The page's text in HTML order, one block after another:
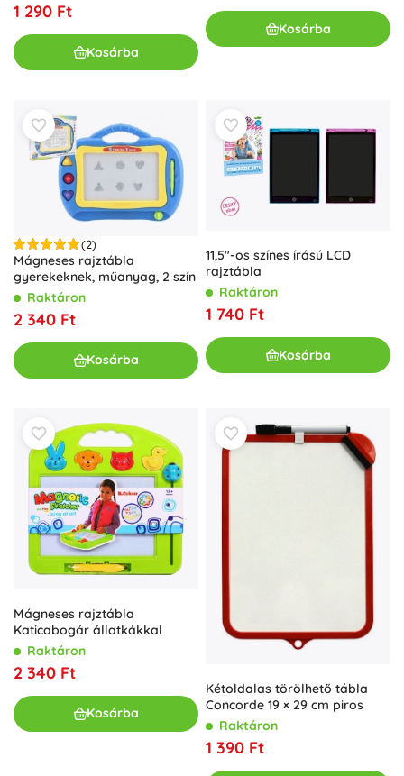
1 290 Ft
Kosárba
Kosárba
(2)
Mágneses rajztábla
gyerekeknek, műanyag, 2 szín
Raktáron
2 340 Ft
Kosárba
11,5"-os színes írású LCD
rajztábla
Raktáron
1 740 Ft
Kosárba
Mágneses rajztábla
Katicabogár állatkákkal
Raktáron
2 340 Ft
Kosárba
Kétoldalas törölhető tábla
Concorde 19 × 29 cm piros
Raktáron
1 390 Ft